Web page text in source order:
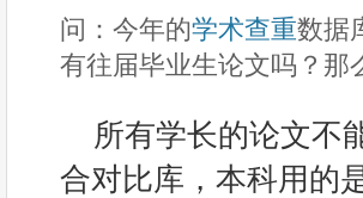
问：今年的学术查重数据
有往届毕业生论文吗？那
所有学长的论文不
合对比库，本科用的